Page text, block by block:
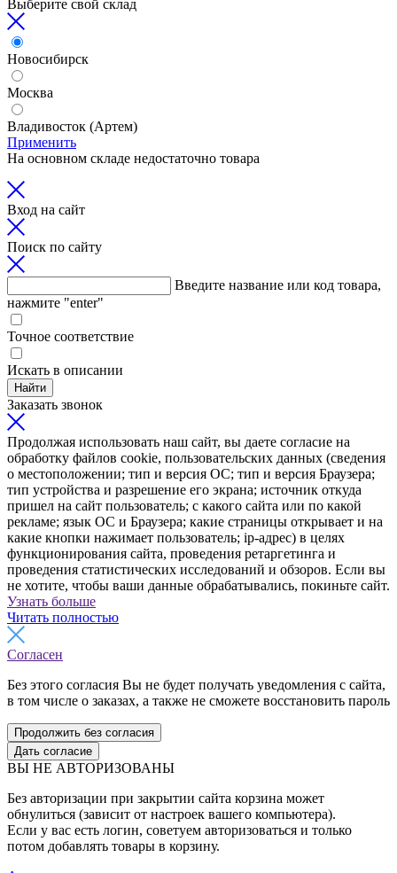
Выберите свой склад
Новосибирск
Москва
Владивосток (Артем)
Применить
На основном складе недостаточно товара
Вход на сайт
Поиск по сайту
Введите название или код товара,
нажмите "enter"
Точное соответствие
Искать в описании
Найти
Заказать звонок
Продолжая использовать наш сайт, вы даете согласие на
обработку файлов cookie, пользовательских данных (сведения
о местоположении; тип и версия ОС; тип и версия Браузера;
тип устройства и разрешение его экрана; источник откуда
пришел на сайт пользователь; с какого сайта или по какой
рекламе; язык ОС и Браузера; какие страницы открывает и на
какие кнопки нажимает пользователь; ip-адрес) в целях
функционирования сайта, проведения ретаргетинга и
проведения статистических исследований и обзоров. Если вы
не хотите, чтобы ваши данные обрабатывались, покиньте сайт.
Узнать больше
Читать полностью
Согласен
Без этого согласия Вы не будет получать уведомления с сайта,
в том числе о заказах, а также не сможете восстановить пароль
Продолжить без согласия
Дать согласие
ВЫ НЕ АВТОРИЗОВАНЫ
Без авторизации при закрытии сайта корзина может
обнулиться (зависит от настроек вашего компьютера).
Если у вас есть логин, советуем авторизоваться и только
потом добавлять товары в корзину.